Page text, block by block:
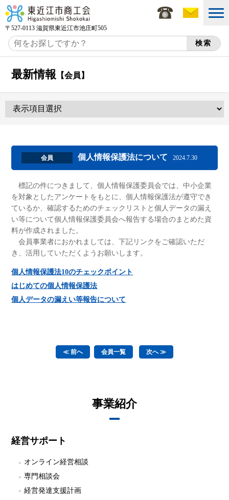
〒527-0113 滋賀県東近江市池庄町505
最新情報 【会員】
会員 個人情報保護法について 2024.7.30
標記の件につきまして、個人情報保護委員会では、中小企業
を対象としたアンケートをもとに、個人情報保護法が遵守でき
ているか、確認するためのチェックリストと個人データの漏え
い等について個人情報保護委員会へ報告する場合のまとめた資
料が作成されました。
会員事業者におかれましては、下記リンクをご確認いただ
き、活用していただくようお願いします。
個人情報保護法10のチェックポイント
はじめての個人情報保護法
個人データの漏えい等報告について
≪ 前へ 会員一覧 次へ ≫
事業紹介
経営サポート
オンライン経営相談
専門相談会
経営発達支援計画